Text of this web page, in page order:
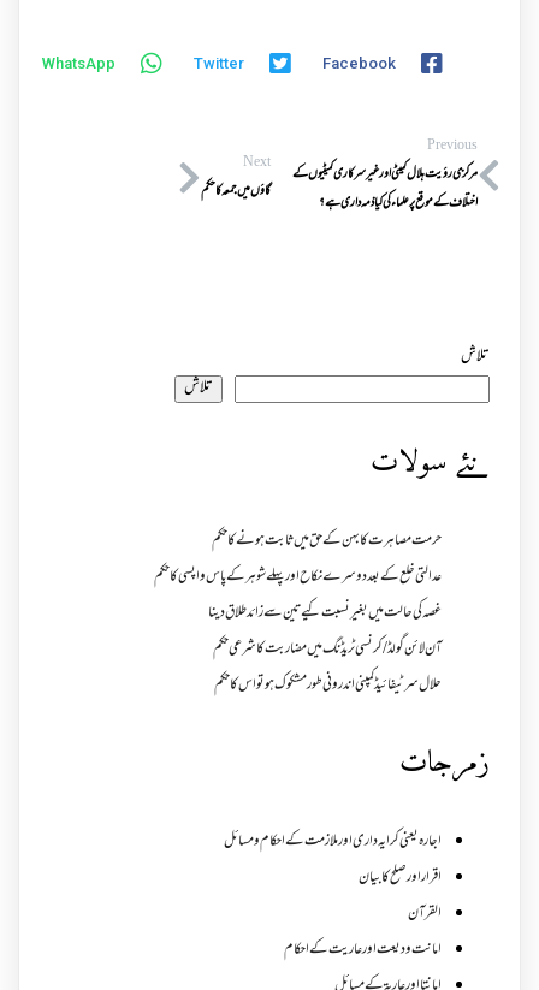
Facebook
Twitter
WhatsApp
Previous
مرکزی رؤیت ہلال کمیٹی اورغیرسرکاری کمیٹیوں کے
اختلاف کے موقع پرعلماء کی کیاذمہ داری ہے؟
Next
گاؤں میں جمعہ کا حکم
تلاش
تلاش
نئے سولات
حرمت مصاہرت کا بہن کے حق میں ثابت ہونے کا حکم
عدالتی خلع کے بعد دوسرے نکاح اور پہلے شوہر کے پاس واپسی کا حکم
غصہ کی حالت میں بغیر نسبت کیے تین سے زائد طلاق دینا
آن لائن گولڈ /کرنسی ٹریڈنگ میں مضاربت کا شرعی حکم
حلال سرٹیفائیڈ کمپنی اندرونی طور مشکوک ہو تو اس کا حکم
زمرجات
اجارہ یعنی کرایہ داری اور ملازمت کے احکام و مسائل
اقرار اور صلح کا بیان
القرآن
امانت ودیعت اورعاریت کے احکام